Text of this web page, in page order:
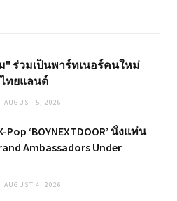
ร่วมเป็นพาร์ทเนอร์คนใหม่
ทยแลนด์
AUGUST 5, 2026
‘BOYNEXTDOOR’ นั่งแท่น
Ambassadors Under
AUGUST 4, 2026